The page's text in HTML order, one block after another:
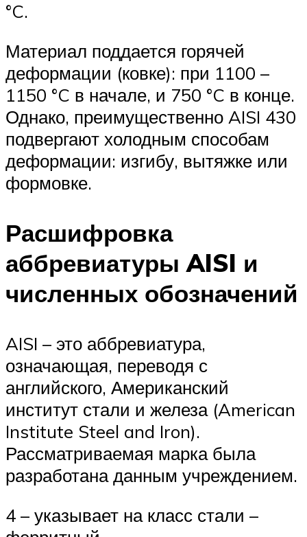
°C.
Материал поддается горячей
деформации (ковке): при 1100 –
1150 °C в начале, и 750 °C в конце.
Однако, преимущественно AISI 430
подвергают холодным способам
деформации: изгибу, вытяжке или
формовке.
Расшифровка
аббревиатуры AISI и
численных обозначений
AISI – это аббревиатура,
означающая, переводя с
английского, Американский
институт стали и железа (American
Institute Steel and Iron).
Рассматриваемая марка была
разработана данным учреждением.
4 – указывает на класс стали –